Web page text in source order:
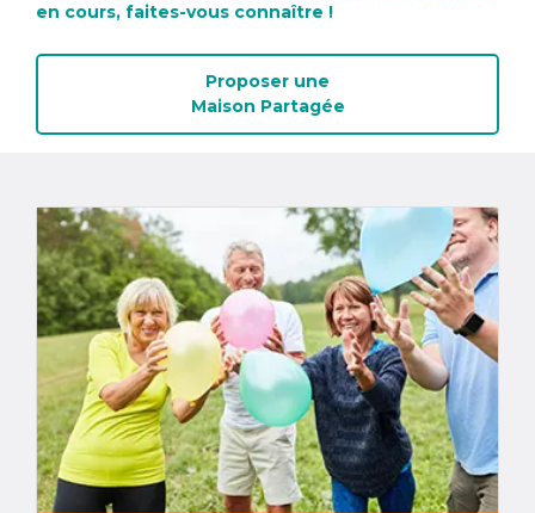
en cours, faites-vous connaître !
Proposer une
Maison Partagée